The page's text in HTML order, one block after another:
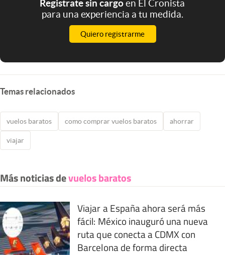
Registrate sin cargoen El Cronista
para una experiencia a tu medida.
Quiero registrarme
Temas relacionados
vuelos baratos como comprar vuelos baratos ahorrar
viajar
Más noticias devuelos baratos
Viajar a España ahora será más
fácil: México inauguró una nueva
ruta que conecta a CDMX con
Barcelona de forma directa